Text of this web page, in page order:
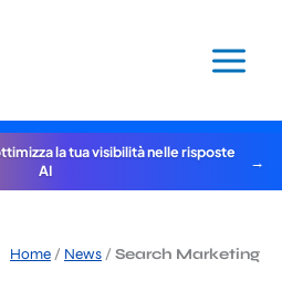
la tua visibilità nelle risposte
AI
Home / News / Search Marketing